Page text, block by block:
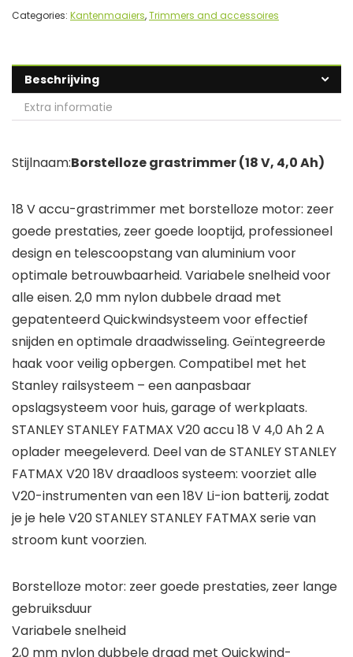
Categories: Kantenmaaiers,Trimmers and accessoires
Beschrijving
Extra informatie
Stijlnaam:Borstelloze grastrimmer (18 V, 4,0 Ah)
18 V accu-grastrimmer met borstelloze motor: zeer
goede prestaties, zeer goede looptijd, professioneel
design en telescoopstang van aluminium voor
optimale betrouwbaarheid. Variabele snelheid voor
alle eisen. 2,0 mm nylon dubbele draad met
gepatenteerd Quickwindsysteem voor effectief
snijden en optimale draadwisseling. Geïntegreerde
haak voor veilig opbergen. Compatibel met het
Stanley railsysteem – een aanpasbaar
opslagsysteem voor huis, garage of werkplaats.
STANLEY STANLEY FATMAX V20 accu 18 V 4,0 Ah 2 A
oplader meegeleverd. Deel van de STANLEY STANLEY
FATMAX V20 18V draadloos systeem: voorziet alle
V20-instrumenten van een 18V Li-ion batterij, zodat
je je hele V20 STANLEY STANLEY FATMAX serie van
stroom kunt voorzien.
Borstelloze motor: zeer goede prestaties, zeer lange
gebruiksduur
Variabele snelheid
2,0 mm nylon dubbele draad met Quickwind-